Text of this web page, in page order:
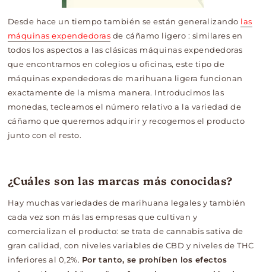
Desde hace un tiempo también se están generalizando las
máquinas expendedoras de cáñamo ligero : similares en
todos los aspectos a las clásicas máquinas expendedoras
que encontramos en colegios u oficinas, este tipo de
máquinas expendedoras de marihuana ligera funcionan
exactamente de la misma manera. Introducimos las
monedas, tecleamos el número relativo a la variedad de
cáñamo que queremos adquirir y recogemos el producto
junto con el resto.
¿Cuáles son las marcas más conocidas?
Hay muchas variedades de marihuana legales y también
cada vez son más las empresas que cultivan y
comercializan el producto: se trata de cannabis sativa de
gran calidad, con niveles variables de CBD y niveles de THC
inferiores al 0,2%. Por tanto, se prohíben los efectos